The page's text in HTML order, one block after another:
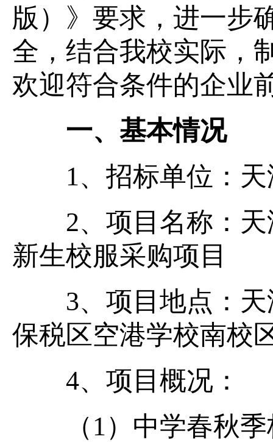
版）》要求，进一步
全，结合我校实际，
欢迎符合条件的企业
一、基本情况
1、招标单位：天
2、项目名称：天
新生校服采购项目
3、项目地点：天
保税区空港学校南校
4、项目概况：
（1）中学春秋季